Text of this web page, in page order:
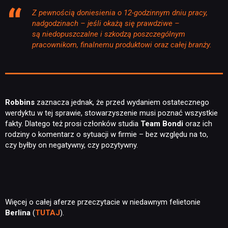
Z pewnością doniesienia o 12-godzinnym dniu pracy,
nadgodzinach – jeśli okażą się prawdziwe –
są niedopuszczalne i szkodzą poszczególnym
pracownikom, finalnemu produktowi oraz całej branży.
Robbins zaznacza jednak, że przed wydaniem ostatecznego
werdyktu w tej sprawie, stowarzyszenie musi poznać wszystkie
fakty. Dlatego też prosi członków studia Team Bondi oraz ich
rodziny o komentarz o sytuacji w firmie – bez względu na to,
czy byłby on negatywny, czy pozytywny.
Więcej o całej aferze przeczytacie w niedawnym felietonie
Berlina (TUTAJ).